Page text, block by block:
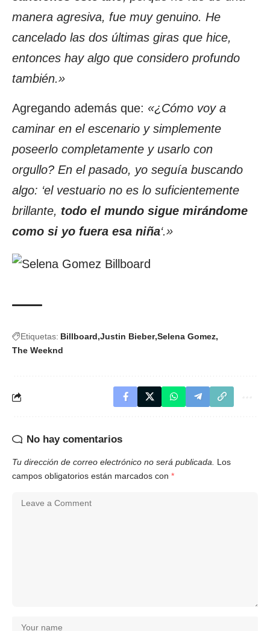
manera agresiva, fue muy genuino. He
cancelado las dos últimas giras que hice,
entonces hay algo que considero profundo
también.»
Agregando además que: «¿Cómo voy a
caminar en el escenario y simplemente
poseerlo completamente y usarlo con
orgullo? En el pasado, yo seguía buscando
algo: ‘el vestuario no es lo suficientemente
brillante, todo el mundo sigue mirándome
como si yo fuera esa niña‘.»
Etiquetas: Billboard Justin Bieber Selena Gomez
The Weeknd
No hay comentarios
Tu dirección de correo electrónico no será publicada.
Los
campos obligatorios están marcados con *